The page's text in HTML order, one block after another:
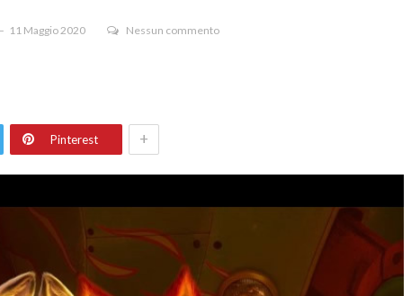
11 Maggio 2020 Nessun commento
Pinterest +